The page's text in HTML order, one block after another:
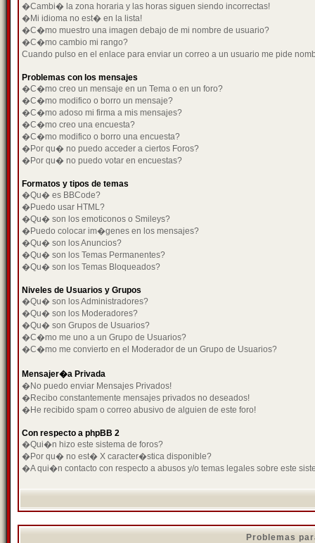
�Cambi� la zona horaria y las horas siguen siendo incorrectas!
�Mi idioma no est� en la lista!
�C�mo muestro una imagen debajo de mi nombre de usuario?
�C�mo cambio mi rango?
Cuando pulso en el enlace para enviar un correo a un usuario me pide
Problemas con los mensajes
�C�mo creo un mensaje en un Tema o en un foro?
�C�mo modifico o borro un mensaje?
�C�mo adoso mi firma a mis mensajes?
�C�mo creo una encuesta?
�C�mo modifico o borro una encuesta?
�Por qu� no puedo acceder a ciertos Foros?
�Por qu� no puedo votar en encuestas?
Formatos y tipos de temas
�Qu� es BBCode?
�Puedo usar HTML?
�Qu� son los emoticonos o Smileys?
�Puedo colocar im�genes en los mensajes?
�Qu� son los Anuncios?
�Qu� son los Temas Permanentes?
�Qu� son los Temas Bloqueados?
Niveles de Usuarios y Grupos
�Qu� son los Administradores?
�Qu� son los Moderadores?
�Qu� son Grupos de Usuarios?
�C�mo me uno a un Grupo de Usuarios?
�C�mo me convierto en el Moderador de un Grupo de Usuarios?
Mensajer�a Privada
�No puedo enviar Mensajes Privados!
�Recibo constantemente mensajes privados no deseados!
�He recibido spam o correo abusivo de alguien de este foro!
Con respecto a phpBB 2
�Qui�n hizo este sistema de foros?
�Por qu� no est� X caracter�stica disponible?
�A qui�n contacto con respecto a abusos y/o temas legales sobre este
Problemas